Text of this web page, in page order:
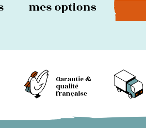
mes options
Garantie &
qualité
française